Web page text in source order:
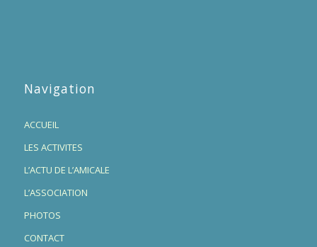
Navigation
ACCUEIL
LES ACTIVITES
L’ACTU DE L’AMICALE
L’ASSOCIATION
PHOTOS
CONTACT